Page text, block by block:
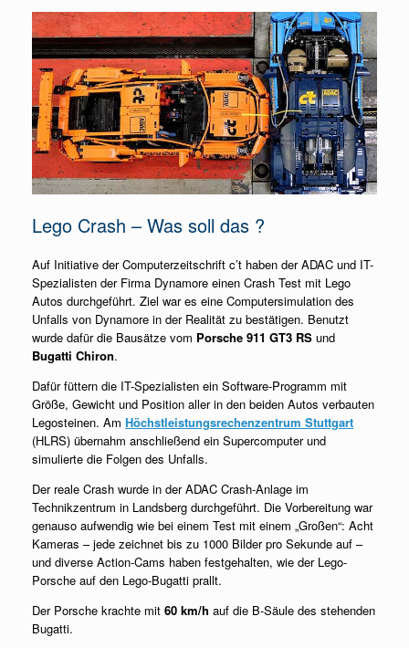
Lego Crash – Was soll das ?
Auf Initiative der Computerzeitschrift c’t haben der ADAC und IT-
Spezialisten der Firma Dynamore einen Crash Test mit Lego
Autos durchgeführt. Ziel war es eine Computersimulation des
Unfalls von Dynamore in der Realität zu bestätigen. Benutzt
wurde dafür die Bausätze vom Porsche 911 GT3 RS und
Bugatti Chiron.
Dafür füttern die IT-Spezialisten ein Software-Programm mit
Größe, Gewicht und Position aller in den beiden Autos verbauten
Legosteinen. Am Höchstleistungsrechenzentrum Stuttgart
(HLRS) übernahm anschließend ein Supercomputer und
simulierte die Folgen des Unfalls.
Der reale Crash wurde in der ADAC Crash-Anlage im
Technikzentrum in Landsberg durchgeführt. Die Vorbereitung war
genauso aufwendig wie bei einem Test mit einem „Großen“: Acht
Kameras – jede zeichnet bis zu 1000 Bilder pro Sekunde auf –
und diverse Action-Cams haben festgehalten, wie der Lego-
Porsche auf den Lego-Bugatti prallt.
Der Porsche krachte mit 60 km/h auf die B-Säule des stehenden
Bugatti.